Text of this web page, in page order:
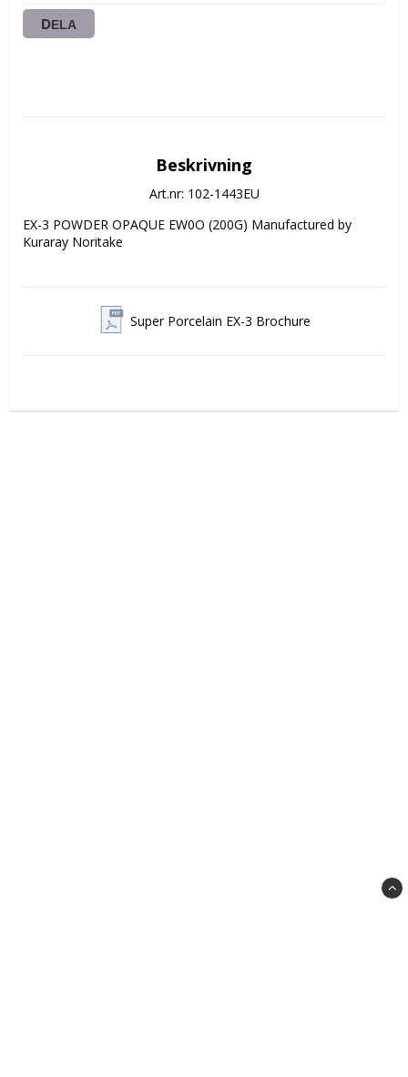
DELA
Beskrivning
Art.nr: 102-1443EU
EX-3 POWDER OPAQUE EW0O (200G) Manufactured by
Kuraray Noritake
Super Porcelain EX-3 Brochure